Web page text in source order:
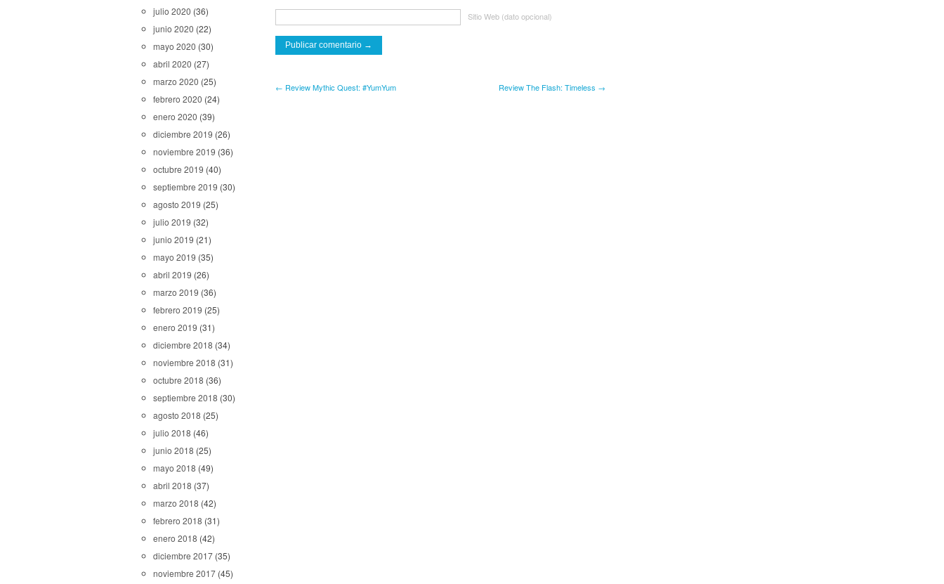
julio 2020 (36)
junio 2020 (22)
mayo 2020 (30)
abril 2020 (27)
marzo 2020 (25)
febrero 2020 (24)
enero 2020 (39)
diciembre 2019 (26)
noviembre 2019 (36)
octubre 2019 (40)
septiembre 2019 (30)
agosto 2019 (25)
julio 2019 (32)
junio 2019 (21)
mayo 2019 (35)
abril 2019 (26)
marzo 2019 (36)
febrero 2019 (25)
enero 2019 (31)
diciembre 2018 (34)
noviembre 2018 (31)
octubre 2018 (36)
septiembre 2018 (30)
agosto 2018 (25)
julio 2018 (46)
junio 2018 (25)
mayo 2018 (49)
abril 2018 (37)
marzo 2018 (42)
febrero 2018 (31)
enero 2018 (42)
diciembre 2017 (35)
noviembre 2017 (45)
Sitio Web (dato opcional)
← Review Mythic Quest: #YumYum Review The Flash: Timeless →